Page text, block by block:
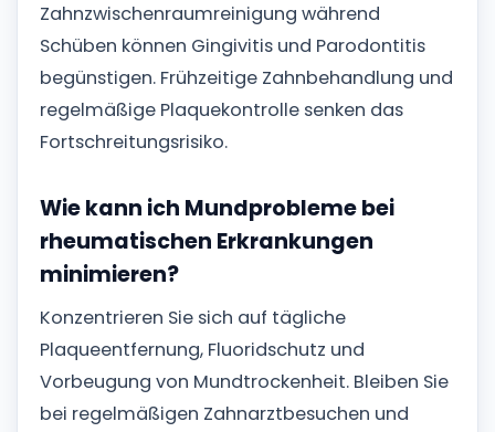
Zahnzwischenraumreinigung während
Schüben können Gingivitis und Parodontitis
begünstigen. Frühzeitige Zahnbehandlung und
regelmäßige Plaquekontrolle senken das
Fortschreitungsrisiko.
Wie kann ich Mundprobleme bei
rheumatischen Erkrankungen
minimieren?
Konzentrieren Sie sich auf tägliche
Plaqueentfernung, Fluoridschutz und
Vorbeugung von Mundtrockenheit. Bleiben Sie
bei regelmäßigen Zahnarztbesuchen und